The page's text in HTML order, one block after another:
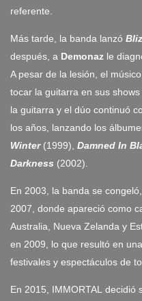
referente.
Más tarde, la banda lanzó
después, a Demonaz le
A pesar de la lesión, el
tocar la guitarra en sus
la guitarra y el dúo continuó
los años, lanzando los
Winter (1999), Damned In
Darkness (2002).
En 2003, la banda se
2007, donde apareció como
Australia, Nueva Zelanda y
en 2009, lo que resultó en
festivales y espectáculos de
En 2015, IMMORTAL decidió